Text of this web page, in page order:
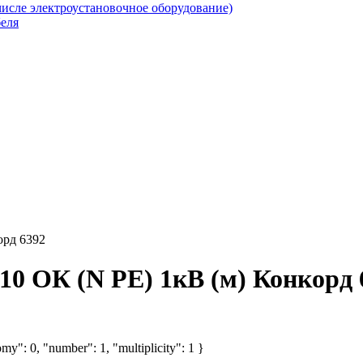
электроустановочное оборудование)
6392
ОК (N PE) 1кВ (м) Конкорд
0, "number": 1, "multiplicity": 1 }